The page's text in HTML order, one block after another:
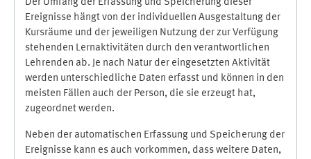
Der Umfang der Erfassung und Speicherung dieser
Ereignisse hängt von der individuellen Ausgestaltung der
Kursräume und der jeweiligen Nutzung der zur Verfügung
stehenden Lernaktivitäten durch den verantwortlichen
Lehrenden ab. Je nach Natur der eingesetzten Aktivität
werden unterschiedliche Daten erfasst und können in den
meisten Fällen auch der Person, die sie erzeugt hat,
zugeordnet werden.
Neben der automatischen Erfassung und Speicherung der
Ereignisse kann es auch vorkommen, dass weitere Daten,